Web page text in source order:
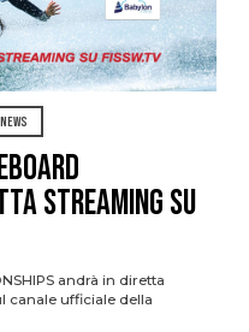
NEWS
STREAMING SU
andrà in diretta
canale ufficiale della